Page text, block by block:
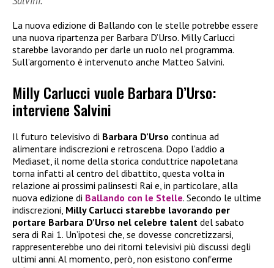
La nuova edizione di Ballando con le stelle potrebbe essere
una nuova ripartenza per Barbara D’Urso. Milly Carlucci
starebbe lavorando per darle un ruolo nel programma.
Sull’argomento è intervenuto anche Matteo Salvini.
Milly Carlucci vuole Barbara D’Urso:
interviene Salvini
Il futuro televisivo di Barbara D’Urso continua ad
alimentare indiscrezioni e retroscena. Dopo l’addio a
Mediaset, il nome della storica conduttrice napoletana
torna infatti al centro del dibattito, questa volta in
relazione ai prossimi palinsesti Rai e, in particolare, alla
nuova edizione di Ballando con le Stelle. Secondo le ultime
indiscrezioni, Milly Carlucci starebbe lavorando per
portare Barbara D’Urso nel celebre talent del sabato
sera di Rai 1. Un’ipotesi che, se dovesse concretizzarsi,
rappresenterebbe uno dei ritorni televisivi più discussi degli
ultimi anni. Al momento, però, non esistono conferme